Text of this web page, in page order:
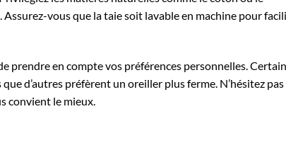
vous que la taie soit lavable en machine pour
prendre en compte vos préférences personnelles.
d’autres préfèrent un oreiller plus ferme. N’hésitez pas
convient le mieux.